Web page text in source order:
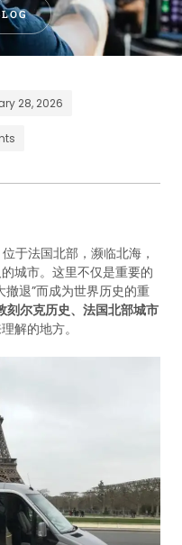
28, 2026
于法国北部，濒临北海，
城市。这里不仅是重要的
退”而成为世界历史的重
尔克历史、法国北部城市
解的地方。